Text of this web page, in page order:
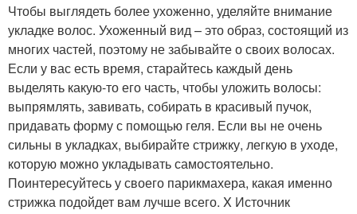
Чтобы выглядеть более ухоженно, уделяйте внимание
укладке волос. Ухоженный вид – это образ, состоящий из
многих частей, поэтому не забывайте о своих волосах.
Если у вас есть время, старайтесь каждый день
выделять какую-то его часть, чтобы уложить волосы:
выпрямлять, завивать, собирать в красивый пучок,
придавать форму с помощью геля. Если вы не очень
сильны в укладках, выбирайте стрижку, легкую в уходе,
которую можно укладывать самостоятельно.
Поинтересуйтесь у своего парикмахера, какая именно
стрижка подойдет вам лучше всего. X Источник